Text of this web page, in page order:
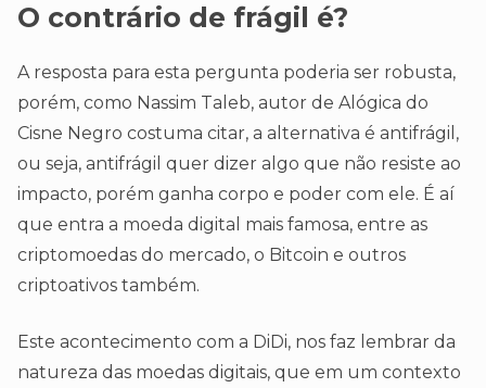
O contrário de frágil é?
A resposta para esta pergunta poderia ser robusta,
porém, como Nassim Taleb, autor de Alógica do
Cisne Negro costuma citar, a alternativa é antifrágil,
ou seja, antifrágil quer dizer algo que não resiste ao
impacto, porém ganha corpo e poder com ele. É aí
que entra a moeda digital mais famosa, entre as
criptomoedas do mercado, o Bitcoin e outros
criptoativos também.
Este acontecimento com a DiDi, nos faz lembrar da
natureza das moedas digitais, que em um contexto